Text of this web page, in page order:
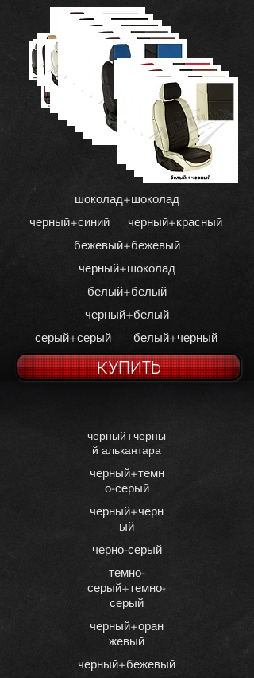
шоколад+шоколад
черный+синий
черный+красный
бежевый+бежевый
черный+шоколад
белый+белый
черный+белый
серый+серый
белый+черный
КУПИТЬ
черный+черны
й алькантара
черный+темн
о-серый
черный+черн
ый
черно-серый
темно-
серый+темно-
серый
черный+оран
жевый
черный+бежевый